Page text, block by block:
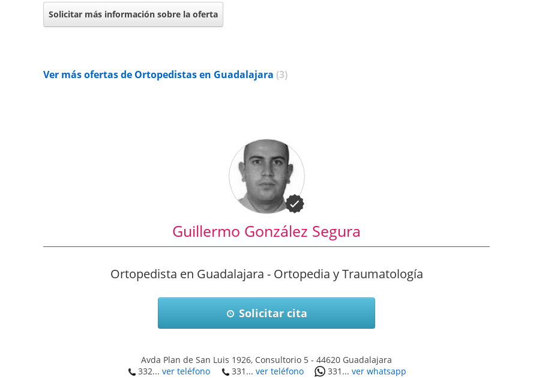
Solicitar más información sobre la oferta
Ver más ofertas de Ortopedistas en Guadalajara (3)
Guillermo González Segura
Ortopedista en Guadalajara - Ortopedia y Traumatología
Solicitar cita
Avda Plan de San Luis 1926, Consultorio 5 - 44620 Guadalajara
332... ver teléfono 331... ver teléfono 331... ver whatsapp